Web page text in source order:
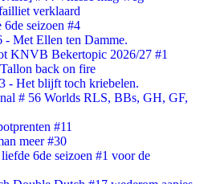
verklaard
seizoen #4
- Met Ellen ten Damme.
KNVB Bekertopic 2026/27 #1
back on fire
- Het blijft toch kriebelen.
# 56 Worlds RLS, BBs, GH, GF,
#11
meer #30
6de seizoen #1 voor de